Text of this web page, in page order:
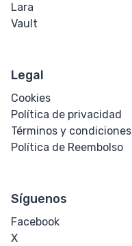
Sombra de
Transformación
de Texto
Espacio en
Blanco
Espaciado de
Lara
Vault
Legal
Cookies
Política de privacidad
Términos y condiciones
Política de Reembolso
Síguenos
Facebook
X